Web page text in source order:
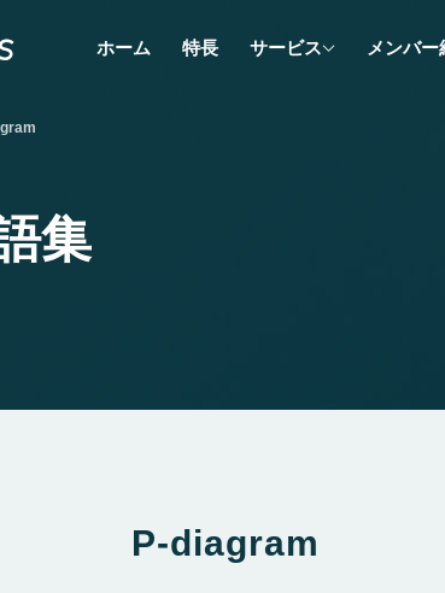
ホーム 特長 サービス メンバー
集
P-diagram